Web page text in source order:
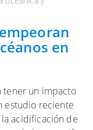
en
tener un impacto
estudio reciente
acidificación de